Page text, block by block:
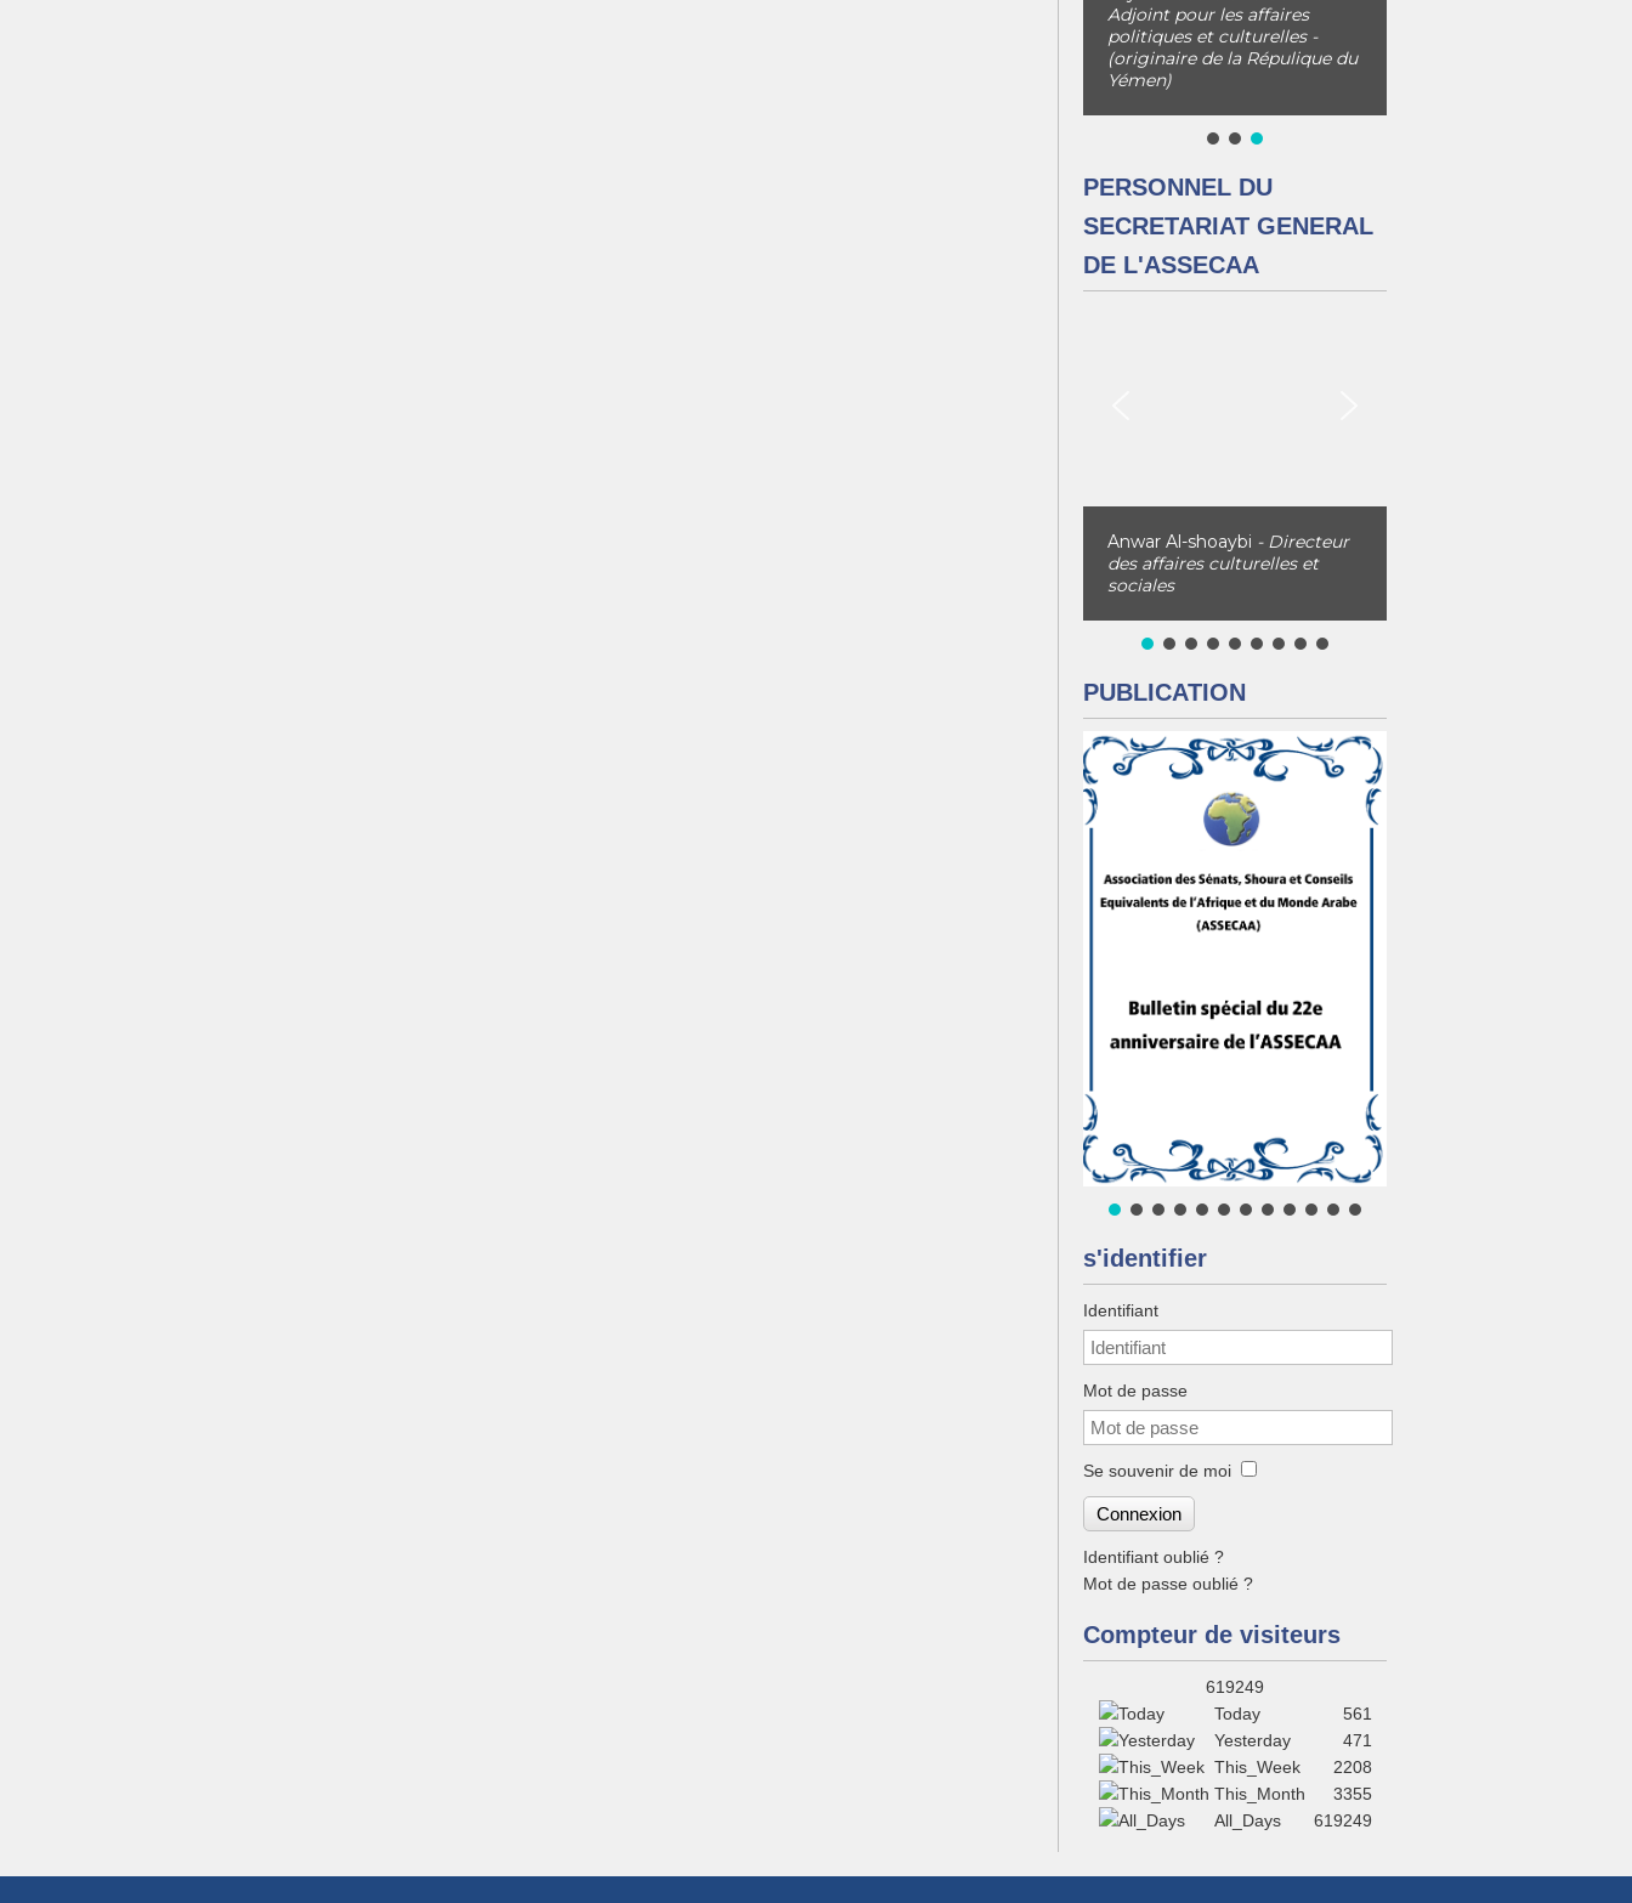
Adjoint pour les affaires
politiques et culturelles -
(originaire de la Répulique du
Yémen)
PERSONNEL DU
SECRETARIAT GENERAL
DE L'ASSECAA
Anwar Al-shoaybi - Directeur
des affaires culturelles et
sociales
PUBLICATION
s'identifier
Identifiant
Mot de passe
Se souvenir de moi
Connexion
Identifiant oublié ?
Mot de passe oublié ?
Compteur de visiteurs‎
619249
Today
561
Yesterday
471
This_Week
2208
This_Month
3355
All_Days
619249